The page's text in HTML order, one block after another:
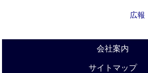
広報
会社案内
サイトマップ